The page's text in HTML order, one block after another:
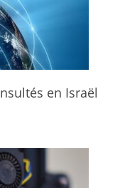
en Israël